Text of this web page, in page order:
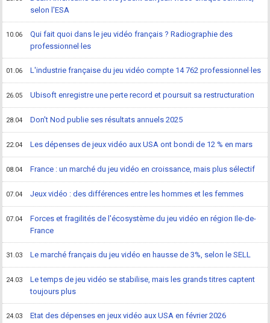
selon l'ESA
10.06
Qui fait quoi dans le jeu vidéo français ? Radiographie des
professionnel·les
01.06 L'industrie française du jeu vidéo compte 14 762 professionnel·les
26.05 Ubisoft enregistre une perte record et poursuit sa restructuration
28.04 Don't Nod publie ses résultats annuels 2025
22.04 Les dépenses de jeux vidéo aux USA ont bondi de 12 % en mars
08.04 France : un marché du jeu vidéo en croissance, mais plus sélectif
07.04 Jeux vidéo : des différences entre les hommes et les femmes
07.04
Forces et fragilités de l'écosystème du jeu vidéo en région Ile-de-
France
31.03 Le marché français du jeu vidéo en hausse de 3%, selon le SELL
24.03
Le temps de jeu vidéo se stabilise, mais les grands titres captent
toujours plus
24.03 Etat des dépenses en jeux vidéo aux USA en février 2026